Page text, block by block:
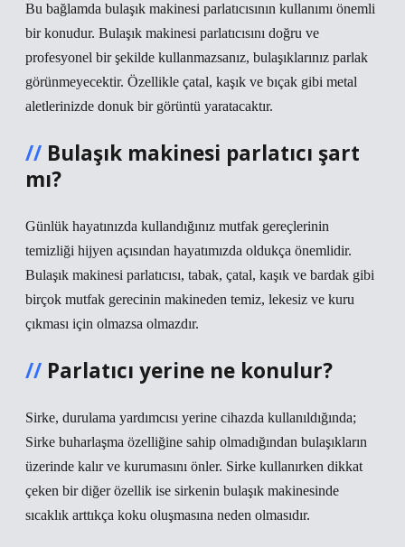
Bu bağlamda bulaşık makinesi parlatıcısının kullanımı önemli
bir konudur. Bulaşık makinesi parlatıcısını doğru ve
profesyonel bir şekilde kullanmazsanız, bulaşıklarınız parlak
görünmeyecektir. Özellikle çatal, kaşık ve bıçak gibi metal
aletlerinizde donuk bir görüntü yaratacaktır.
Bulaşık makinesi parlatıcı şart
mı?
Günlük hayatınızda kullandığınız mutfak gereçlerinin
temizliği hijyen açısından hayatımızda oldukça önemlidir.
Bulaşık makinesi parlatıcısı, tabak, çatal, kaşık ve bardak gibi
birçok mutfak gerecinin makineden temiz, lekesiz ve kuru
çıkması için olmazsa olmazdır.
Parlatıcı yerine ne konulur?
Sirke, durulama yardımcısı yerine cihazda kullanıldığında;
Sirke buharlaşma özelliğine sahip olmadığından bulaşıkların
üzerinde kalır ve kurumasını önler. Sirke kullanırken dikkat
çeken bir diğer özellik ise sirkenin bulaşık makinesinde
sıcaklık arttıkça koku oluşmasına neden olmasıdır.